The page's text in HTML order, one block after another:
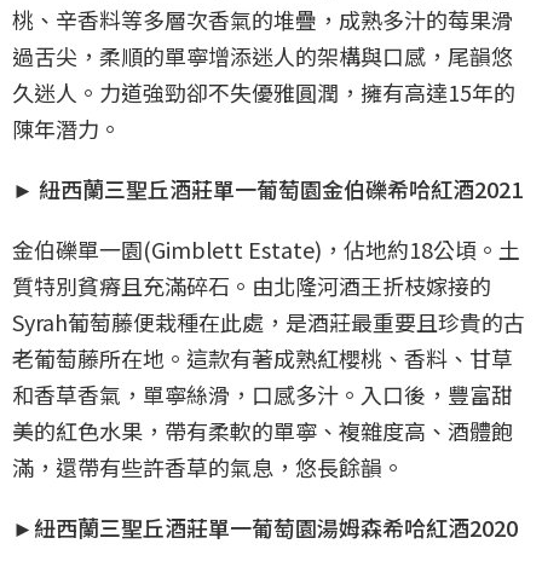
桃、辛香料等多層次香氣的堆疊，成熟多汁的莓果滑
過舌尖，柔順的單寧增添迷人的架構與口感，尾韻悠
久迷人。力道強勁卻不失優雅圓潤，擁有高達15年的
陳年潛力。
► 紐西蘭三聖丘酒莊單一葡萄園金伯礫希哈紅酒2021
金伯礫單一園(Gimblett Estate)，佔地約18公頃。土
質特別貧瘠且充滿碎石。由北隆河酒王折枝嫁接的
Syrah葡萄藤便栽種在此處，是酒莊最重要且珍貴的古
老葡萄藤所在地。這款有著成熟紅櫻桃、香料、甘草
和香草香氣，單寧絲滑，口感多汁。入口後，豐富甜
美的紅色水果，帶有柔軟的單寧、複雜度高、酒體飽
滿，還帶有些許香草的氣息，悠長餘韻。
►紐西蘭三聖丘酒莊單一葡萄園湯姆森希哈紅酒2020